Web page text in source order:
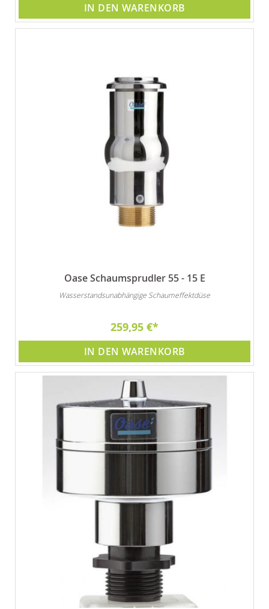
IN DEN WARENKORB
Oase Schaumsprudler 55 - 15 E
Wasserstandsunabhängige Schaumeffektdüse
259,95 €
IN DEN WARENKORB